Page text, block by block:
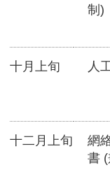
制)
十月上旬 人
十二月上旬
網
書